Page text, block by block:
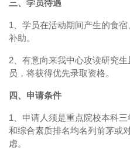
三、学员待遇
1、学员在活动期间产生的食
补助。
2、有意向来我中心攻读研究
员，将获得优先录取资格。
四、申请条件
1、申请人须是重点院校本科
和综合素质排名均名列前茅或
虑。